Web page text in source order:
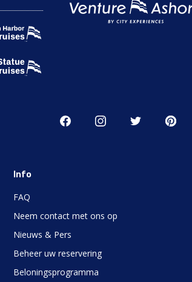
Info
FAQ
Neem contact met ons op
Nieuws & Pers
Beheer uw reservering
Beloningsprogramma